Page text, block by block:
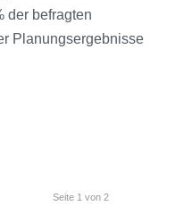
der befragten
Planungsergebnisse
Seite 1 von 2